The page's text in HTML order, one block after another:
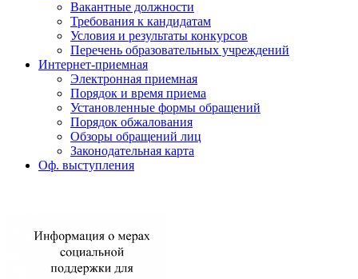
Вакантные должности
Требования к кандидатам
Условия и результаты конкурсов
Перечень образовательных учреждений
Интернет-приемная
Электронная приемная
Порядок и время приема
Установленные формы обращений
Порядок обжалования
Обзоры обращений лиц
Законодательная карта
Оф. выступления